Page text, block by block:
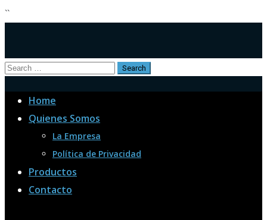
``
Home
Quienes Somos
La Empresa
Política de Privacidad
Productos
Contacto